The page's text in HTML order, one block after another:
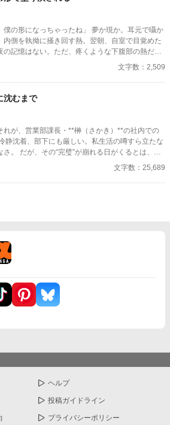
なっちゃったね」 夢か現か。耳元で囁か
内側を執拗に掻き回す熱。翌朝、自室で目覚めた
の記憶はない。ただ、疼くような下腹部の熱だけ
も知らずに、パックは父の部屋の扉を開く。 こ
文字数：2,509
沈むまで
が、営業部課長・**榊（さかき）**の社内での
静沈着、部下にも厳しい。私生活の噂すら立たな
さ。 だが、その“完璧”が崩れる日がくるとは、誰
は、榊の直属の部下。
で、どこか挑発的な笑みを浮かべる青年。 ある
、許すこともできないまま、 彼は“部下”の手によ
つ乱されていく。 言葉で支配され、触れられるた
らなかった感情と快楽を知る。それは、上司とし
ほどに甘く、逃れられないほどに深い。 だが、篠
宿るのは、ただの欲望ではなかった。 そこには、
見つめ続けてきた、静かな執着がある。 「俺、前
です。 あなたが誰かに“支配される”ところ、き
れない。 快楽に溺れるその瞬間まで、彼を待つの
とも救いか。 ――これは、ひとりの上司が“愛”と
沈んでいく物語。
文字数：25,689
ヘルプ
投稿ガイドライン
プライバシーポリシー